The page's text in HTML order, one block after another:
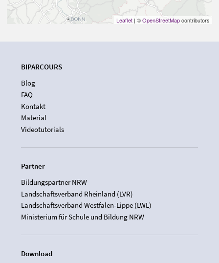
Leaflet | ©OpenStreetMapcontributors
BIPARCOURS
Blog
FAQ
Kontakt
Material
Videotutorials
Partner
Bildungspartner NRW
Landschaftsverband Rheinland (LVR)
Landschaftsverband Westfalen-Lippe (LWL)
Ministerium für Schule und Bildung NRW
Download